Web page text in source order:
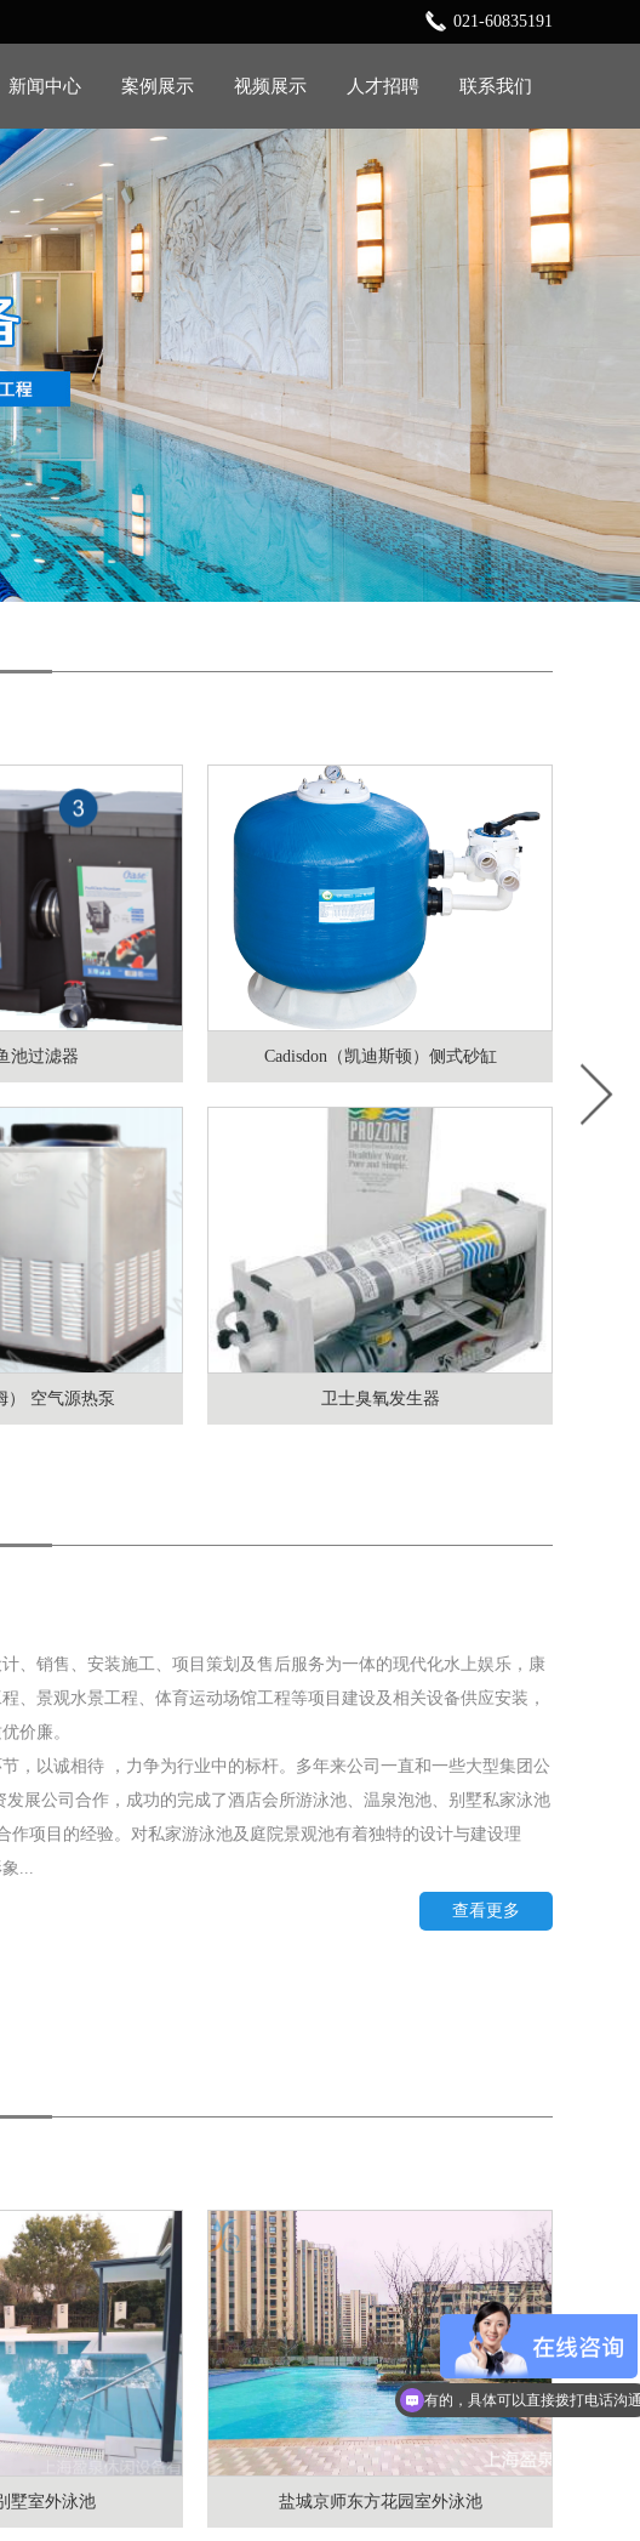
021-60835191
新闻中心 案例展示 视频展示 人才招聘 联系我们
池过滤器 Cadisdon（凯迪斯顿）侧式砂缸
） 空气源热泵 卫士臭氧发生器
销售、安装施工、项目策划及售后服务为一体的现代化水上娱乐，康
、景观水景工程、体育运动场馆工程等项目建设及相关设备供应安装，
价廉。
以诚相待 ，力争为行业中的标杆。多年来公司一直和一些大型集团公
展公司合作，成功的完成了酒店会所游泳池、温泉泡池、别墅私家泳池
作项目的经验。对私家游泳池及庭院景观池有着独特的设计与建设理
...
查看更多
墅室外泳池 盐城京师东方花园室外泳池
有的，具体可以直接拨打电话沟